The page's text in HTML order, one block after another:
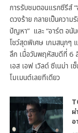
การรับชมตอนแรกซีรีส์
ดวงร้าย กลายเป็นควา
ปัญหา” และ “อาร์ต อนั
โชว์สุดพิเศษ เกมสนุกๆ
ลึก เมื่อวันพฤหัสบดีที่ 6
เอส เอฟ เวิลด์ ซีเนม่า
โมเมนต์เลยทีเดียว
ผ่
อ